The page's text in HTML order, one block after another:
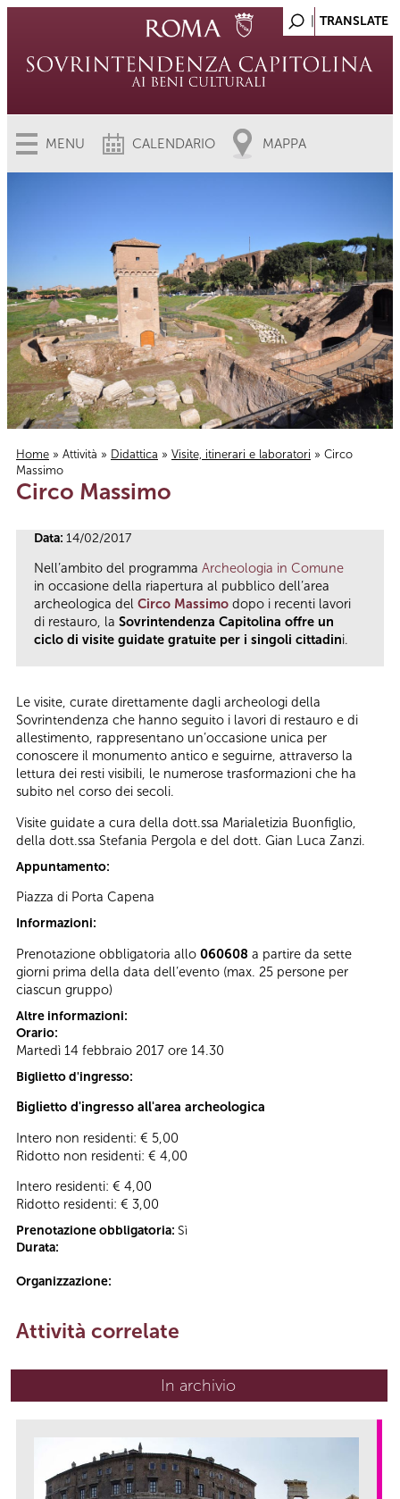
MENU CALENDARIO MAPPA
Tu sei qui
Home » Attività » Didattica » Visite, itinerari e laboratori » Circo
Massimo
Circo Massimo
Data: 14/02/2017
Nell’ambito del programma Archeologia in Comune
in occasione della riapertura al pubblico dell’area
archeologica del Circo Massimo dopo i recenti lavori
di restauro, la Sovrintendenza Capitolina offre un
ciclo di visite guidate gratuite per i singoli cittadini.
Le visite, curate direttamente dagli archeologi della
Sovrintendenza che hanno seguito i lavori di restauro e di
allestimento, rappresentano un’occasione unica per
conoscere il monumento antico e seguirne, attraverso la
lettura dei resti visibili, le numerose trasformazioni che ha
subito nel corso dei secoli.
Visite guidate a cura della dott.ssa Marialetizia Buonfiglio,
della dott.ssa Stefania Pergola e del dott. Gian Luca Zanzi.
Appuntamento:
Piazza di Porta Capena
Informazioni:
Prenotazione obbligatoria allo 060608 a partire da sette
giorni prima della data dell’evento (max. 25 persone per
ciascun gruppo)
Altre informazioni:
Orario:
Martedì 14 febbraio 2017 ore 14.30
Biglietto d'ingresso:
Biglietto d'ingresso all'area archeologica
Intero non residenti: € 5,00
Ridotto non residenti: € 4,00
Intero residenti: € 4,00
Ridotto residenti: € 3,00
Prenotazione obbligatoria: Sì
Durata:
Organizzazione:
Attività correlate
In archivio